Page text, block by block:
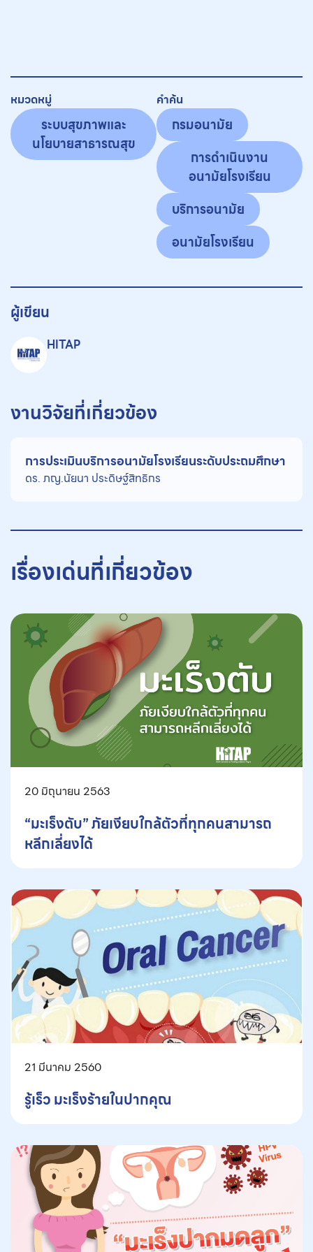
หมวดหมู่
ระบบสุขภาพและ
นโยบายสาธารณสุข
คำค้น
กรมอนามัย
การดำเนินงาน
อนามัยโรงเรียน
บริการอนามัย
อนามัยโรงเรียน
ผู้เขียน
HITAP
งานวิจัยที่เกี่ยวข้อง
การประเมินบริการอนามัยโรงเรียนระดับประถมศึกษา
ดร. ภญ.นัยนา ประดิษฐ์สิทธิกร
เรื่องเด่นที่เกี่ยวข้อง
20 มิถุนายน 2563
“มะเร็งตับ” ภัยเงียบใกล้ตัวที่ทุกคนสามารถ
หลีกเลี่ยงได้
21 มีนาคม 2560
รู้เร็ว มะเร็งร้ายในปากคุณ